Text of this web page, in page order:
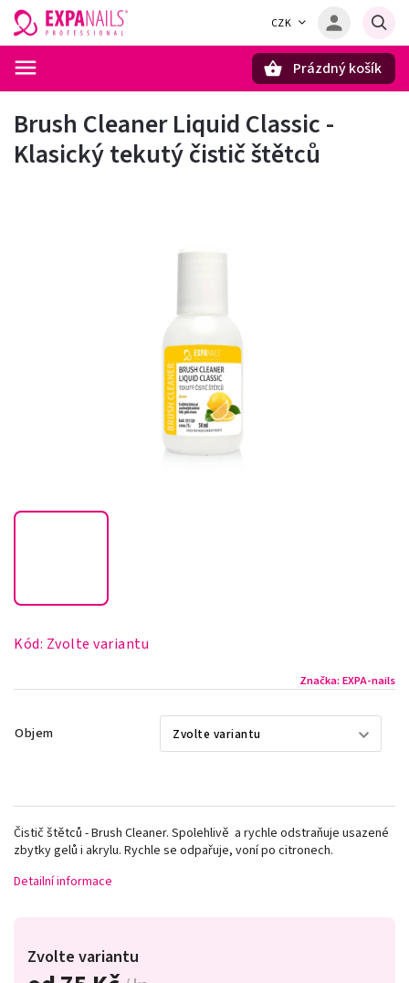
CZK
Prázdný košík
Brush Cleaner Liquid Classic -
Klasický tekutý čistič štětců
Kód: Zvolte variantu
Značka: EXPA-nails
Objem
Zvolte variantu
Čistič štětců - Brush Cleaner. Spolehlivě a rychle odstraňuje usazené
zbytky gelů i akrylu. Rychle se odpařuje, voní po citronech.
Detailní informace